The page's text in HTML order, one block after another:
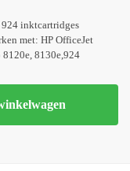
924 inktcartridges
met: HP OfficeJet
8120e, 8130e,924